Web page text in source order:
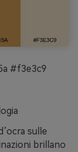
#f3e3c9
sulle
brillano